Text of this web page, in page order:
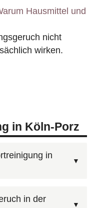
Hausmittel und
nicht
wirken.
in Köln-Porz
in
0800 6003005
in der